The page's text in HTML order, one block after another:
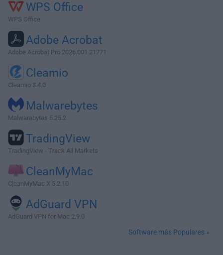
WPS Office
WPS Office
Adobe Acrobat
Adobe Acrobat Pro 2026.001.21771
Cleamio
Cleamio 3.4.0
Malwarebytes
Malwarebytes 5.25.2
TradingView
TradingView - Track All Markets
CleanMyMac
CleanMyMac X 5.2.10
AdGuard VPN
AdGuard VPN for Mac 2.9.0
Software más Populares »